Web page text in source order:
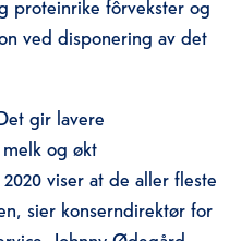
ved disponering av det
gir lavere
og økt
viser at de aller fleste
, sier konserndirektør for